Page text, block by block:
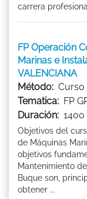
carrera
FP Operación
Marinas e
VALENCIANA
Método: Curso
Tematica: FP
Duración: 1400
Objetivos del
de Máquinas
objetivos
Mantenimiento
Buque son,
obtener ...